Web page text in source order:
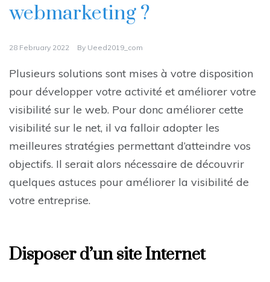
webmarketing ?
28 February 2022 By Ueed2019_com
Plusieurs solutions sont mises à votre disposition
pour développer votre activité et améliorer votre
visibilité sur le web. Pour donc améliorer cette
visibilité sur le net, il va falloir adopter les
meilleures stratégies permettant d’atteindre vos
objectifs. Il serait alors nécessaire de découvrir
quelques astuces pour améliorer la visibilité de
votre entreprise.
Disposer d’un site Internet